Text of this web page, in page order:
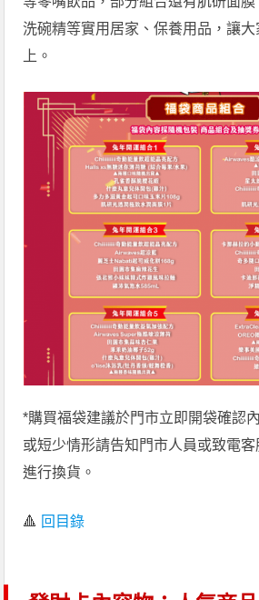
洗碗精等實用居家、保養用品，讓大
上。
*購買福袋建議於門市立即開袋確認
或短少情形請告知門市人員或致電
進行換貨。
🔺 回目錄